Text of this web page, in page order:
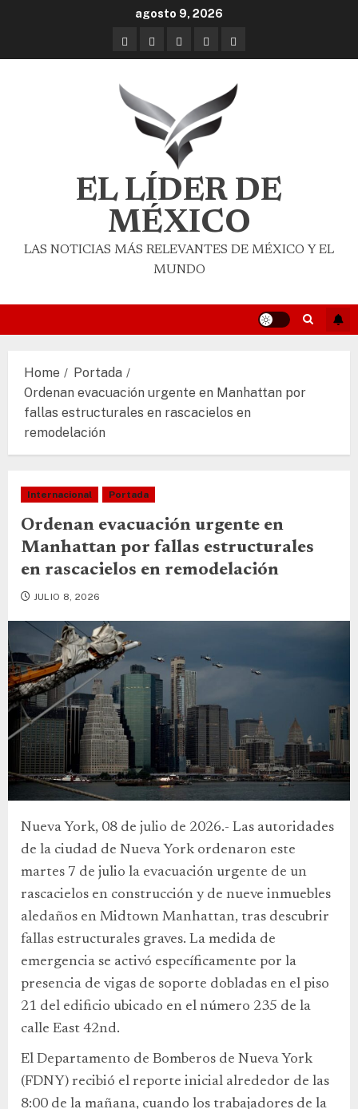
agosto 9, 2026
EL LÍDER DE
MÉXICO
LAS NOTICIAS MÁS RELEVANTES DE MÉXICO Y EL
MUNDO
Home
Portada
Ordenan evacuación urgente en Manhattan por
fallas estructurales en rascacielos en
remodelación
Internacional Portada
Ordenan evacuación urgente en
Manhattan por fallas estructurales
en rascacielos en remodelación
JULIO 8, 2026
Nueva York, 08 de julio de 2026.- Las autoridades
de la ciudad de Nueva York ordenaron este
martes 7 de julio la evacuación urgente de un
rascacielos en construcción y de nueve inmuebles
aledaños en Midtown Manhattan, tras descubrir
fallas estructurales graves. La medida de
emergencia se activó específicamente por la
presencia de vigas de soporte dobladas en el piso
21 del edificio ubicado en el número 235 de la
calle East 42nd.
El Departamento de Bomberos de Nueva York
(FDNY) recibió el reporte inicial alrededor de las
8:00 de la mañana, cuando los trabajadores de la